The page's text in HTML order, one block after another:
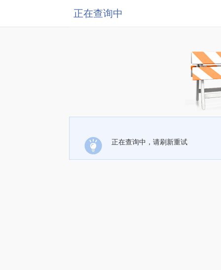
正在查询中
正在查询中，请刷新重试